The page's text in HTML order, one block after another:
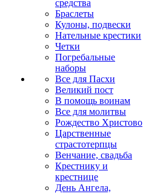
средства
Браслеты
Кулоны, подвески
Нательные крестики
Четки
Погребальные
наборы
Все для Пасхи
Великий пост
В помощь воинам
Все для молитвы
Рождество Христово
Царственные
страстотерпцы
Венчание, свадьба
Крестнику и
крестнице
День Ангела,